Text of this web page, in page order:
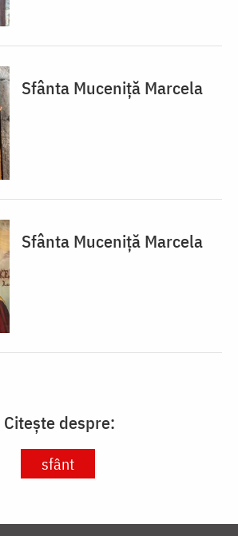
Sfânta Muceniță Marcela
Sfânta Muceniță Marcela
Citește despre:
sfânt